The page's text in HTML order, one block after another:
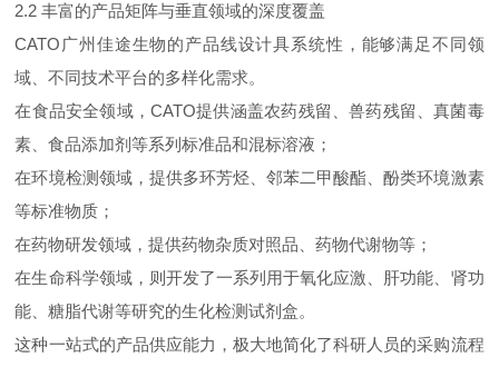
2.2 丰富的产品矩阵与垂直领域的深度覆盖
CATO广州佳途生物的产品线设计具系统性，能够满足不同领
域、不同技术平台的多样化需求。
在食品安全领域，CATO提供涵盖农药残留、兽药残留、真菌毒
素、食品添加剂等系列标准品和混标溶液；
在环境检测领域，提供多环芳烃、邻苯二甲酸酯、酚类环境激素
等标准物质；
在药物研发领域，提供药物杂质对照品、药物代谢物等；
在生命科学领域，则开发了一系列用于氧化应激、肝功能、肾功
能、糖脂代谢等研究的生化检测试剂盒。
这种一站式的产品供应能力，极大地简化了科研人员的采购流程